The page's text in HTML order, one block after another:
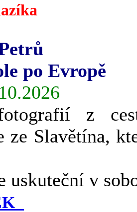
po Evropě
z
ze Slavětína,
uskuteční v